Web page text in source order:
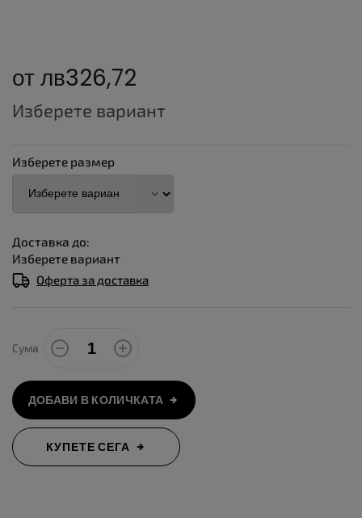
отлв326,72
Измерване
на
Изберете вариант
Изберете размер
Доставка до:
Изберете вариант
Оферта за доставка
Сума
ДОБАВИ В КОЛИЧКАТА
КУПЕТЕ СЕГА